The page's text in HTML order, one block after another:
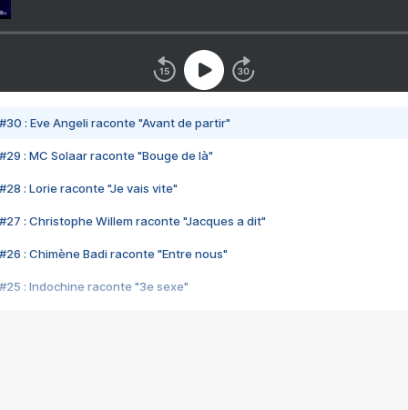
#30 : Eve Angeli raconte "Avant de partir"
#29 : MC Solaar raconte "Bouge de là"
#28 : Lorie raconte "Je vais vite"
#27 : Christophe Willem raconte "Jacques a dit"
#26 : Chimène Badi raconte "Entre nous"
#25 : Indochine raconte "3e sexe"